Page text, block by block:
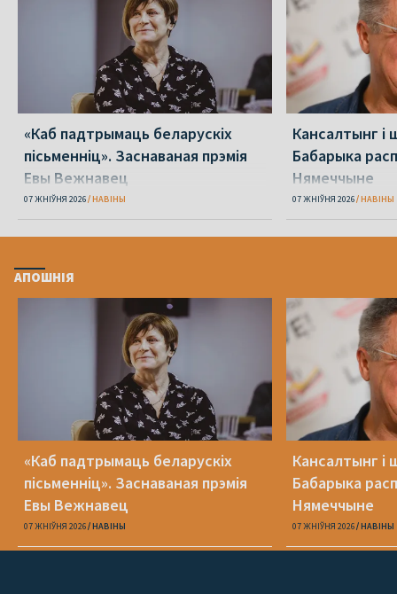
«Каб падтрымаць беларускіх
пісьменніц». Заснаваная прэмія
Евы Вежнавец
07 ЖНІЎНЯ 2026 НАВІНЫ
Кансалтынг і
Бабарыка
Нямеччыне
07 ЖНІЎНЯ 2026 НАВІНЫ
АПОШНІЯ
«Каб падтрымаць беларускіх
пісьменніц». Заснаваная прэмія
Евы Вежнавец
07 ЖНІЎНЯ 2026 НАВІНЫ
Кансалтынг і
Бабарыка
Нямеччыне
07 ЖНІЎНЯ 2026 НАВІНЫ